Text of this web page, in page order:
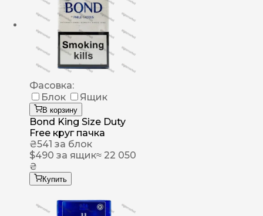
Фасовка:
Блок
Ящик
В корзину
Bond King Size Duty
Free круг пачка
₴541 за блок
$490 за ящик≈ 22 050
₴
Купить